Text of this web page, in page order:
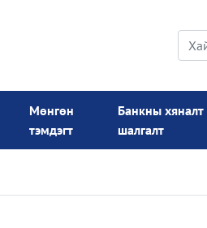
Мөнгөн
тэмдэгт
Банкны хяналт
шалгалт